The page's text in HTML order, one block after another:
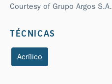
Courtesy of Grupo Argos S.A.
TÉCNICAS
Acrílico